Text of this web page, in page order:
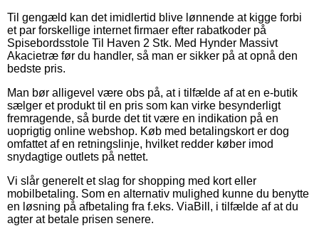
Til gengæld kan det imidlertid blive lønnende at kigge forbi
et par forskellige internet firmaer efter rabatkoder på
Spisebordsstole Til Haven 2 Stk. Med Hynder Massivt
Akacietræ før du handler, så man er sikker på at opnå den
bedste pris.
Man bør alligevel være obs på, at i tilfælde af at en e-butik
sælger et produkt til en pris som kan virke besynderligt
fremragende, så burde det tit være en indikation på en
uoprigtig online webshop. Køb med betalingskort er dog
omfattet af en retningslinje, hvilket redder køber imod
snydagtige outlets på nettet.
Vi slår generelt et slag for shopping med kort eller
mobilbetaling. Som en alternativ mulighed kunne du benytte
en løsning på afbetaling fra f.eks. ViaBill, i tilfælde af at du
agter at betale prisen senere.